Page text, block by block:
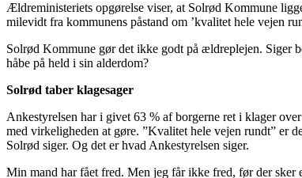
Ældreministeriets opgørelse viser, at Solrød Kommune
milevidt fra kommunens påstand om ’kvalitet hele vejen
Solrød Kommune gør det ikke godt på ældreplejen. Siger
håbe på held i sin alderdom?
Solrød taber klagesager
Ankestyrelsen har i givet 63 % af borgerne ret i klager
med virkeligheden at gøre. ”Kvalitet hele vejen rundt” er
Solrød siger. Og det er hvad Ankestyrelsen siger.
Min mand har fået fred. Men jeg får ikke fred, før der